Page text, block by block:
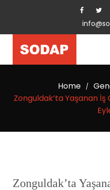
Home /
Zonguldak’ta Yaşanan İş
Zonguldak’ta